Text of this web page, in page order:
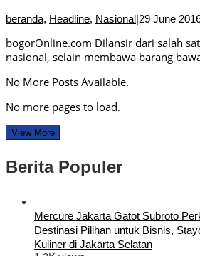
beranda, Headline, Nasional|29 June
bogorOnline.com Dilansir dari salah
nasional, selain membawa barang
No More Posts Available.
No more pages to load.
View More
Berita Populer
Mercure Jakarta Gatot Subroto
Destinasi Pilihan untuk Bisnis,
Kuliner di Jakarta Selatan